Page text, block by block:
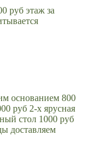
руб этаж за
основанием 800
руб 2-х ярусная
стол 1000 руб
доставляем